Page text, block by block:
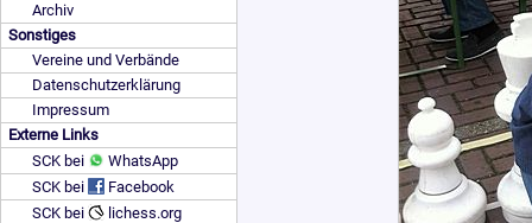
Archiv
Sonstiges
Vereine und Verbände
Datenschutzerklärung
Impressum
Externe Links
SCK bei
WhatsApp
SCK bei
Facebook
SCK bei
lichess.org